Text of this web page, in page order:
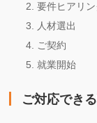
要件ヒアリ
人材選出
ご契約
就業開始
ご対応でき